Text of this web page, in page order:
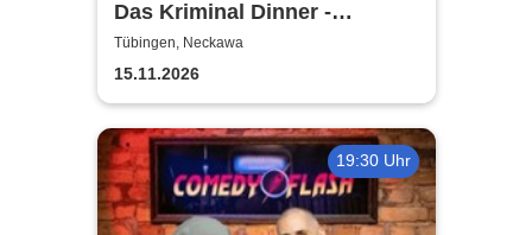
Das Kriminal Dinner -
Alpenkrimi: Knödelmord beim
Gipfeltreffen
Tübingen, Neckawa
15.11.2026
19:30 Uhr